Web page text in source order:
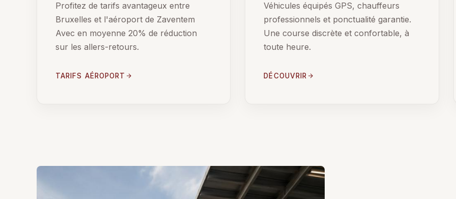
Profitez de tarifs avantageux entre
Bruxelles et l'aéroport de Zaventem
Avec en moyenne 20% de réduction
sur les allers-retours.
TARIFS AÉROPORT
Véhicules équipés GPS, chauffeurs
professionnels et ponctualité garantie.
Une course discrète et confortable, à
toute heure.
DÉCOUVRIR